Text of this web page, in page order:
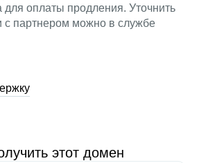
для оплаты продления. Уточнить
с партнером можно в службе
этот домен